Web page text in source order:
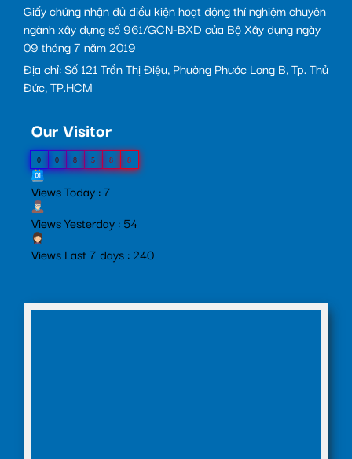
Giấy chứng nhận đủ điều kiện hoạt động thí nghiệm chuyên
ngành xây dựng số 961/GCN-BXD của Bộ Xây dựng ngày
09 tháng 7 năm 2019
Địa chỉ: Số 121 Trần Thị Điệu, Phường Phước Long B, Tp. Thủ
Đức, TP.HCM
Our Visitor
0 0 8 5 8 8
Views Today : 7
Views Yesterday : 54
Views Last 7 days : 240